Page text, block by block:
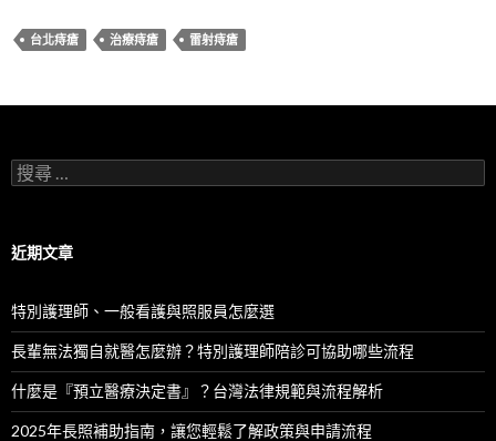
台北痔瘡 治療痔瘡 雷射痔瘡
搜
尋
近期文章
特別護理師、一般看護與照服員怎麼選
長輩無法獨自就醫怎麼辦？特別護理師陪診可協助哪些流程
什麼是『預立醫療決定書』？台灣法律規範與流程解析
2025年長照補助指南，讓您輕鬆了解政策與申請流程